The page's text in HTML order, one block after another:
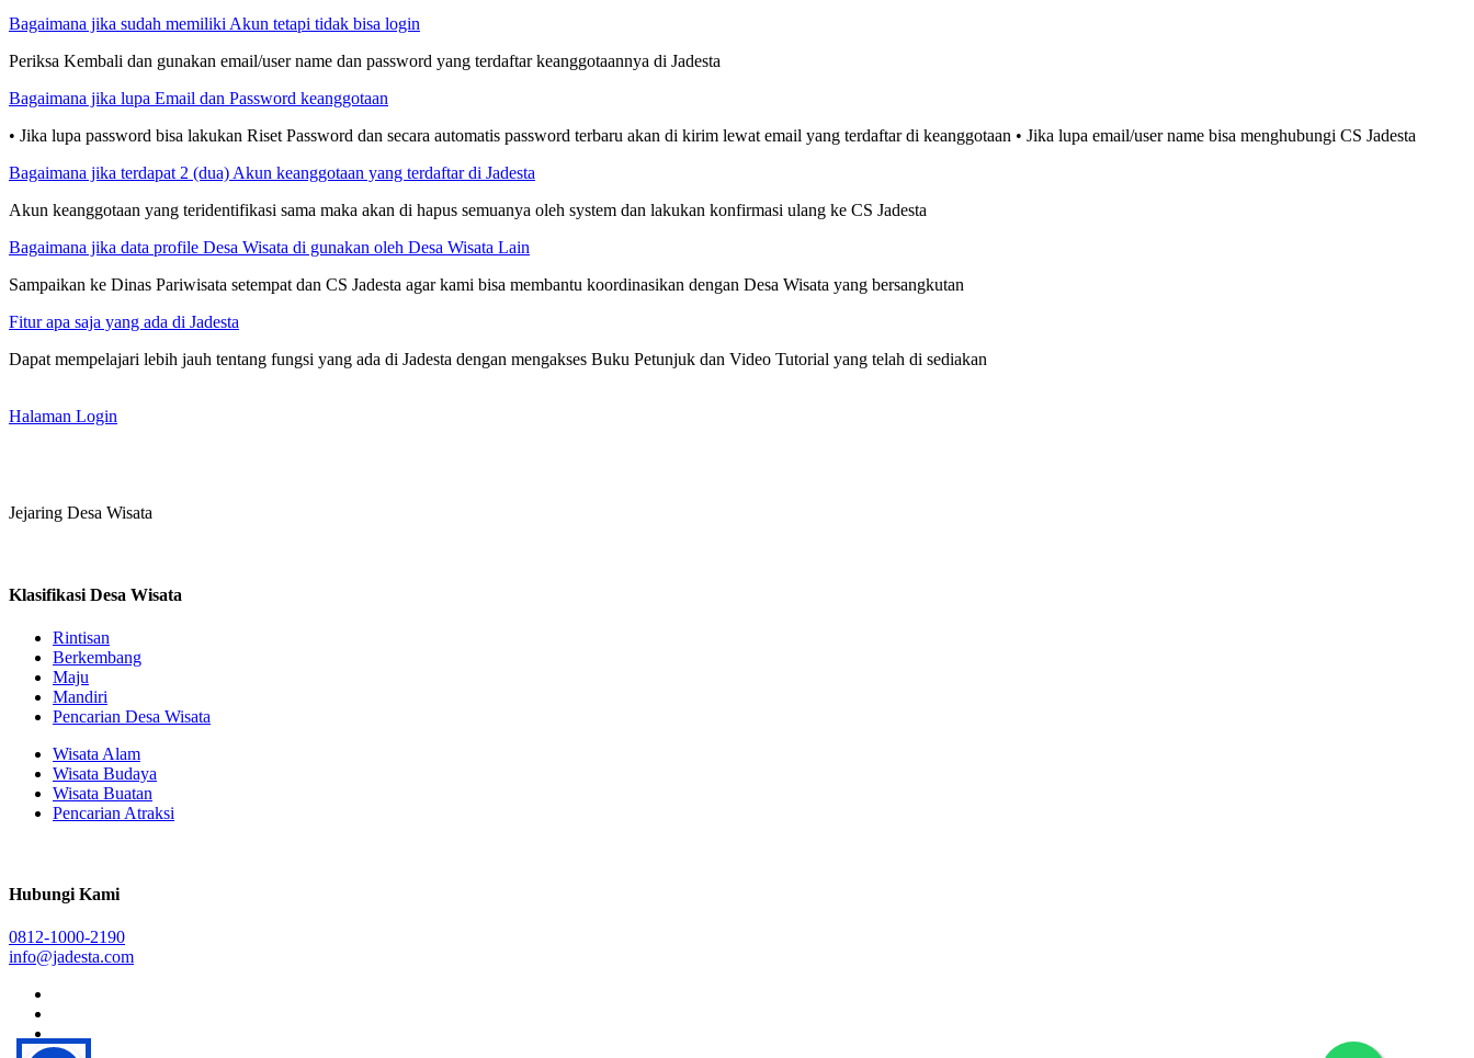
Bagaimana jika sudah memiliki Akun tetapi tidak bisa login
Periksa Kembali dan gunakan email/user name dan password yang terdaftar keanggotaannya di Jadesta
Bagaimana jika lupa Email dan Password keanggotaan
• Jika lupa password bisa lakukan Riset Password dan secara automatis password terbaru akan di kirim lewat email yang terdaftar di keanggotaan • Jika lupa email/user name bisa menghubungi CS Jadesta
Bagaimana jika terdapat 2 (dua) Akun keanggotaan yang terdaftar di Jadesta
Akun keanggotaan yang teridentifikasi sama maka akan di hapus semuanya oleh system dan lakukan konfirmasi ulang ke CS Jadesta
Bagaimana jika data profile Desa Wisata di gunakan oleh Desa Wisata Lain
Sampaikan ke Dinas Pariwisata setempat dan CS Jadesta agar kami bisa membantu koordinasikan dengan Desa Wisata yang bersangkutan
Fitur apa saja yang ada di Jadesta
Dapat mempelajari lebih jauh tentang fungsi yang ada di Jadesta dengan mengakses Buku Petunjuk dan Video Tutorial yang telah di sediakan
Halaman Login
Jejaring Desa Wisata
Klasifikasi Desa Wisata
Rintisan
Berkembang
Maju
Mandiri
Pencarian Desa Wisata
Wisata Alam
Wisata Budaya
Wisata Buatan
Pencarian Atraksi
Hubungi Kami
0812-1000-2190
info@jadesta.com